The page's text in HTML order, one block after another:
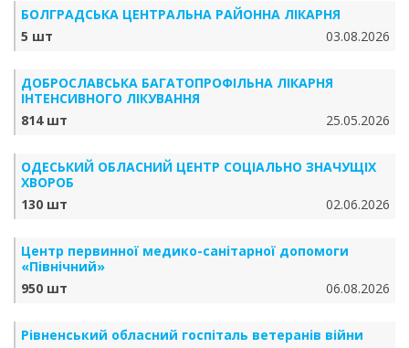
БОЛГРАДСЬКА ЦЕНТРАЛЬНА РАЙОННА ЛІКАРНЯ
5 шт
03.08.2026
ДОБРОСЛАВСЬКА БАГАТОПРОФІЛЬНА ЛІКАРНЯ
ІНТЕНСИВНОГО ЛІКУВАННЯ
814 шт
25.05.2026
ОДЕСЬКИЙ ОБЛАСНИЙ ЦЕНТР СОЦІАЛЬНО ЗНАЧУЩІХ
ХВОРОБ
130 шт
02.06.2026
Центр первинної медико-санітарної допомоги
«Північний»
950 шт
06.08.2026
Рівненський обласний госпіталь ветеранів війни